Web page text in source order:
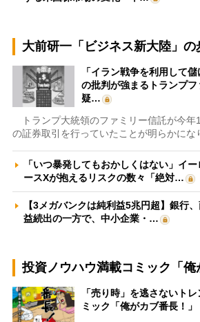
大前研一「ビジネス新大陸」の
「イラン戦争を利用して
の批判が強まるトランプ
疑…
トランプ大統領のファミリー信託が今年
の証券取引を行っていたことが明らかに
「いつ暴発してもおかしくはない」イ
ースXが抱えるリスクの数々「絶対…
【3メガバンクは純利益5兆円超】銀行
益続出の一方で、中小企業・…
投資ノウハウ満載コミック「俺
「売り時」を逃さないト
ミック「俺がカブ番長！」